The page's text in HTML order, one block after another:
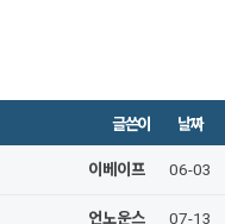
글쓴이 날짜
이베이프 06-03
언노운스 07-13